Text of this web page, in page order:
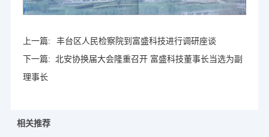
上一篇:
丰台区人民检察院到富盛科技进行调研座谈
下一篇:
北安协换届大会隆重召开 富盛科技董事长当选为副
理事长
相关推荐